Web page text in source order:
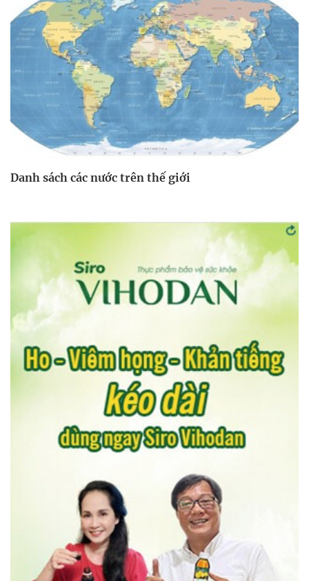
Danh sách các nước trên thế giới